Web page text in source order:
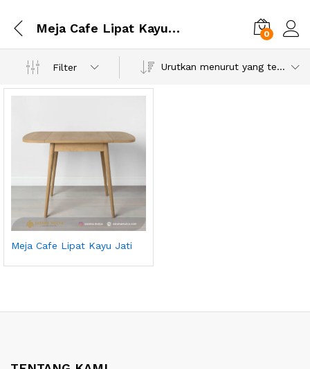
Meja Cafe Lipat Kayu Jati 0
Filter Urutkan menurut yang terbaru
Meja Cafe Lipat Kayu Jati